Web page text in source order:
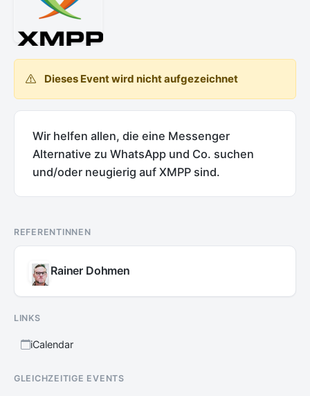
Dieses Event wird nicht aufgezeichnet
Wir helfen allen, die eine Messenger
Alternative zu WhatsApp und Co. suchen
und/oder neugierig auf XMPP sind.
REFERENTINNEN
Rainer Dohmen
LINKS
iCalendar
GLEICHZEITIGE EVENTS